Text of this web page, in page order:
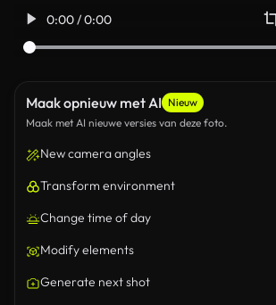
0:00 / 0:00
Maak opnieuw met AI Nieuw
Maak met AI nieuwe versies van deze foto.
New camera angles
Transform environment
Change time of day
Modify elements
Generate next shot